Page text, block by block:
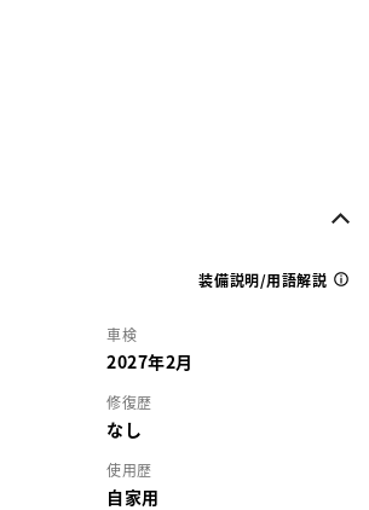
装備説明/用語解説
車検
2027年2月
修復歴
なし
使用歴
自家用